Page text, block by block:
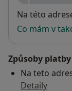
Dostupnost
Na této
Co mám v
Způsoby
Na teto
Detaily